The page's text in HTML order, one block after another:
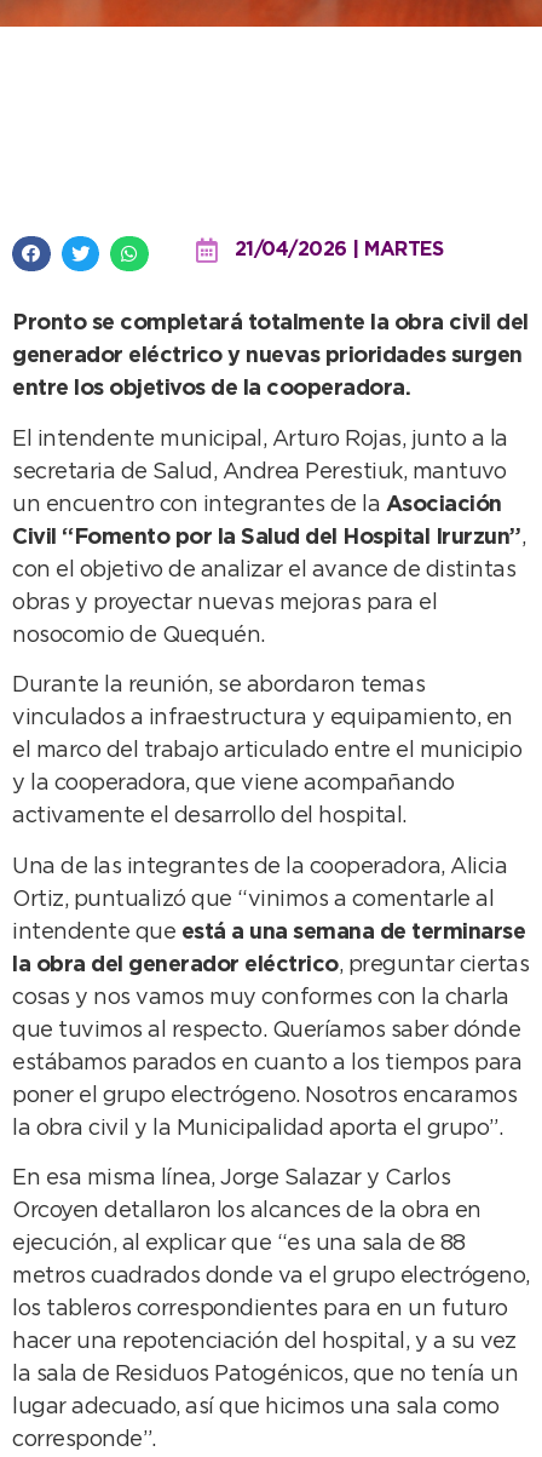
21/04/2026 | MARTES
Pronto se completará totalmente la obra civil del
generador eléctrico y nuevas prioridades surgen
entre los objetivos de la cooperadora.
El intendente municipal, Arturo Rojas, junto a la
secretaria de Salud, Andrea Perestiuk, mantuvo
un encuentro con integrantes de la Asociación
Civil “Fomento por la Salud del Hospital Irurzun”,
con el objetivo de analizar el avance de distintas
obras y proyectar nuevas mejoras para el
nosocomio de Quequén.
Durante la reunión, se abordaron temas
vinculados a infraestructura y equipamiento, en
el marco del trabajo articulado entre el municipio
y la cooperadora, que viene acompañando
activamente el desarrollo del hospital.
Una de las integrantes de la cooperadora, Alicia
Ortiz, puntualizó que “vinimos a comentarle al
intendente que está a una semana de terminarse
la obra del generador eléctrico, preguntar ciertas
cosas y nos vamos muy conformes con la charla
que tuvimos al respecto. Queríamos saber dónde
estábamos parados en cuanto a los tiempos para
poner el grupo electrógeno. Nosotros encaramos
la obra civil y la Municipalidad aporta el grupo”.
En esa misma línea, Jorge Salazar y Carlos
Orcoyen detallaron los alcances de la obra en
ejecución, al explicar que “es una sala de 88
metros cuadrados donde va el grupo electrógeno,
los tableros correspondientes para en un futuro
hacer una repotenciación del hospital, y a su vez
la sala de Residuos Patogénicos, que no tenía un
lugar adecuado, así que hicimos una sala como
corresponde”.